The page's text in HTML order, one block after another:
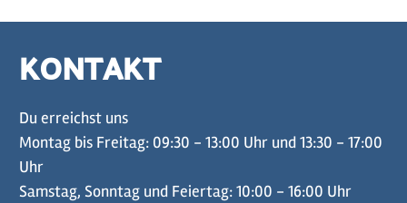
KONTAKT
Du erreichst uns
Montag bis Freitag: 09:30 - 13:00 Uhr und 13:30 - 17:00
Uhr
Samstag, Sonntag und Feiertag: 10:00 - 16:00 Uhr